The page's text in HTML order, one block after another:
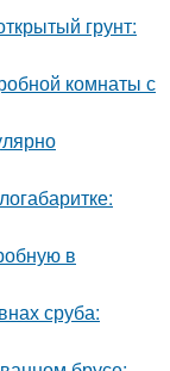
грунт:
комнаты с
в
сруба: